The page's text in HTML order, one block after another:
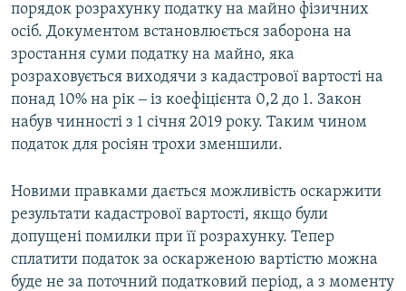
порядок розрахунку податку на майно фізичних
осіб. Документом встановлюється заборона на
зростання суми податку на майно, яка
розраховується виходячи з кадастрової вартості на
понад 10% на рік ‒ із коефіцієнта 0,2 до 1. Закон
набув чинності з 1 січня 2019 року. Таким чином
податок для росіян трохи зменшили.
Новими правками дається можливість оскаржити
результати кадастрової вартості, якщо були
допущені помилки при її розрахунку. Тепер
сплатити податок за оскарженою вартістю можна
буде не за поточний податковий період, а з моменту